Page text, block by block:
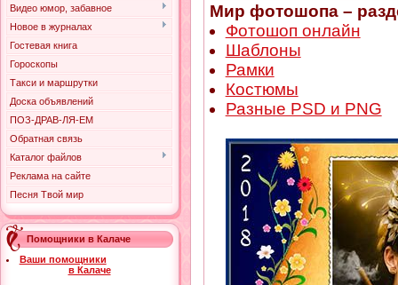
Видео юмор, забавное
Новое в журналах
Гостевая книга
Гороскопы
Такси и маршрутки
Доска объявлений
ПОЗ-ДРАВ-ЛЯ-ЕМ
Обратная связь
Каталог файлов
Реклама на сайте
Песня Твой мир
Помощники в Калаче
Ваши помощники
в Калаче
Мир фотошопа –
Фотошоп онлайн
Шаблоны
Рамки
Костюмы
Разные PSD и PNG